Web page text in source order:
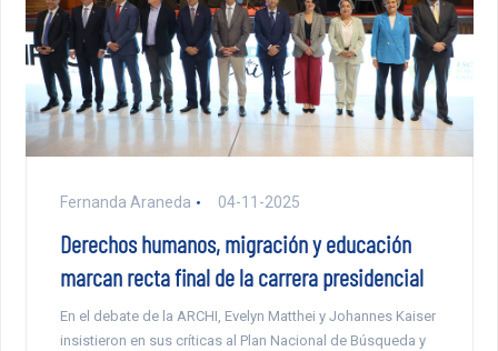
Fernanda Araneda 04-11-2025
Derechos humanos, migración y educación
marcan recta final de la carrera presidencial
En el debate de la ARCHI, Evelyn Matthei y Johannes Kaiser
insistieron en sus críticas al Plan Nacional de Búsqueda y